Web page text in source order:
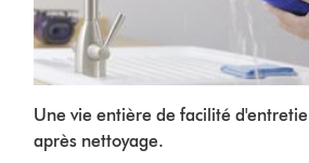
Une vie entière de facilité
après nettoyage.